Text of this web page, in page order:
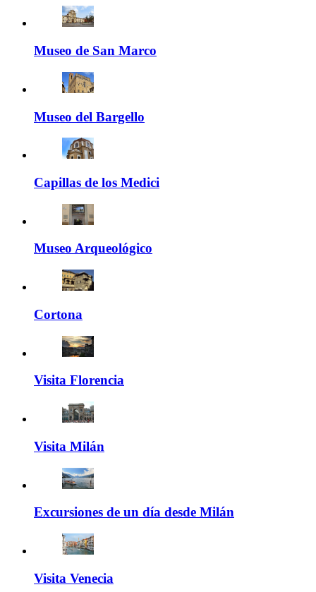
Museo de San Marco
Museo del Bargello
Capillas de los Medici
Museo Arqueológico
Cortona
Visita Florencia
Visita Milán
Excursiones de un día desde Milán
Visita Venecia